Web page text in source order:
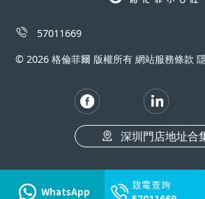
57011669
© 2026 格倫菲爾 版權所有 網站服務條款
深圳門店地址合
WhatsApp
致電查詢